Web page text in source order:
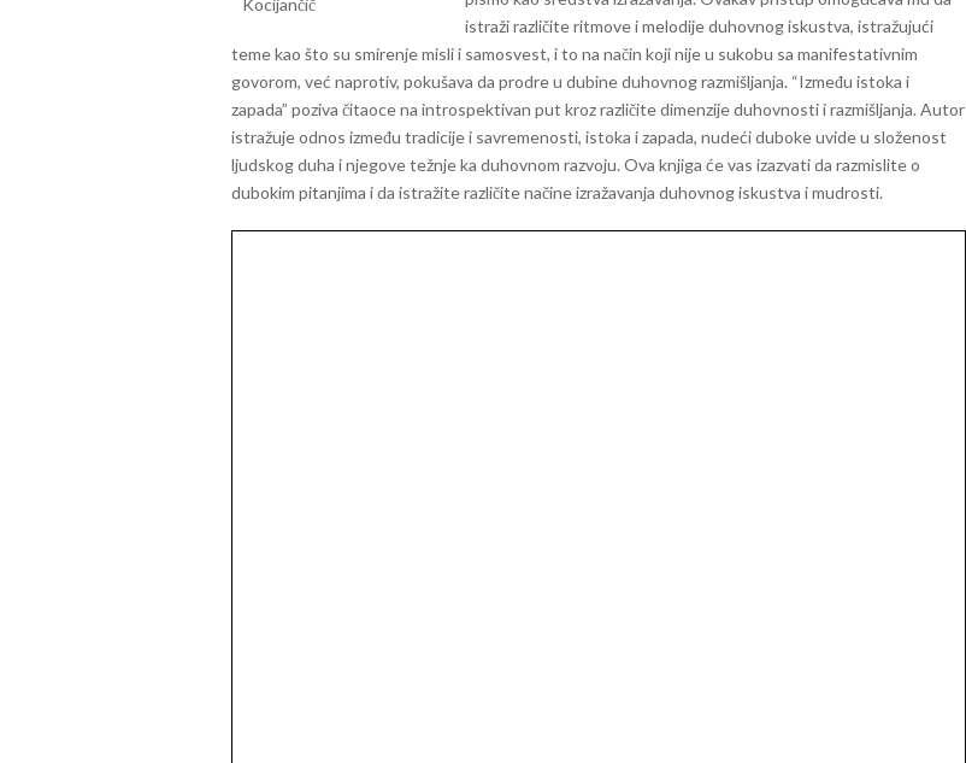
istraži različite ritmove i melodije duhovnog iskustva, istražujući
teme kao što su smirenje misli i samosvest, i to na način koji nije u sukobu sa manifestativnim
govorom, već naprotiv, pokušava da prodre u dubine duhovnog razmišljanja. “Između istoka i
zapada” poziva čitaoce na introspektivan put kroz različite dimenzije duhovnosti i razmišljanja. Autor
istražuje odnos između tradicije i savremenosti, istoka i zapada, nudeći duboke uvide u složenost
ljudskog duha i njegove težnje ka duhovnom razvoju. Ova knjiga će vas izazvati da razmislite o
dubokim pitanjima i da istražite različite načine izražavanja duhovnog iskustva i mudrosti.